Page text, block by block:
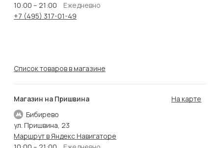
10:00 – 21:00
Ежедневно
+7 (495) 317-01-49
Список товаров в магазине
Магазин на Пришвина
Бибирево
На карте
ул. Пришвина, 23
Маршрут в Яндекс Навигаторе